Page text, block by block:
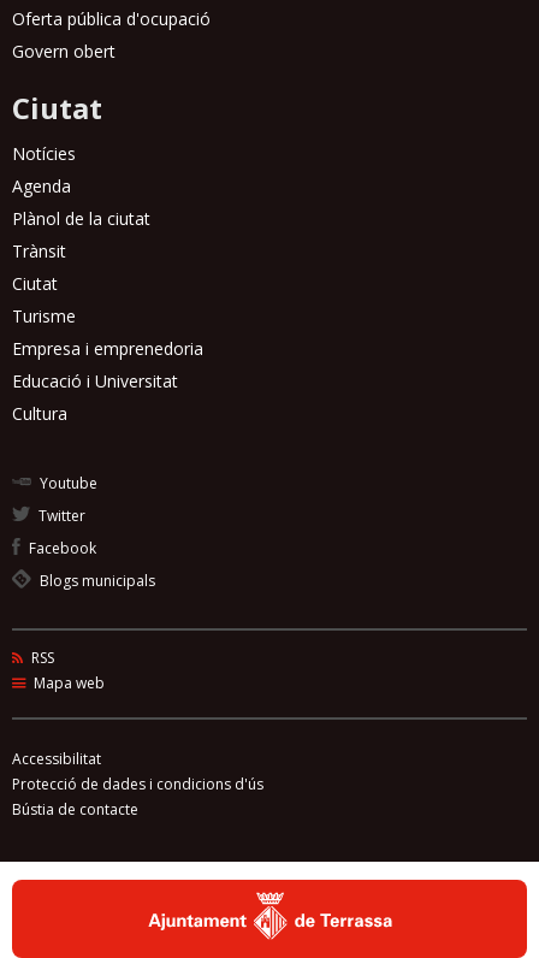
Oferta pública d'ocupació
Govern obert
Ciutat
Notícies
Agenda
Plànol de la ciutat
Trànsit
Ciutat
Turisme
Empresa i emprenedoria
Educació i Universitat
Cultura
Youtube
Twitter
Facebook
Blogs municipals
RSS
Mapa web
Accessibilitat
Protecció de dades i condicions d'ús
Bústia de contacte